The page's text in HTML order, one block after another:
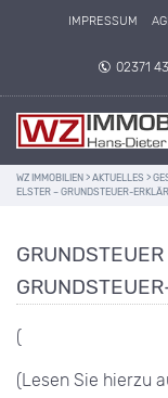
IMPRESSUM
02371
WZ IMMOBILIEN > AKTUELLES >
ELSTER – GRUNDSTEUER-
(
(Lesen Sie hierzu